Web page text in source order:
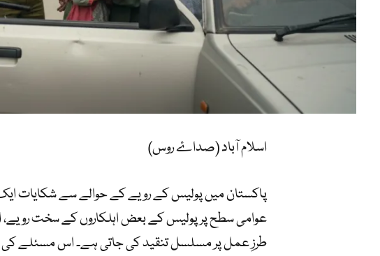
اسلام آباد (صداۓ روس)
پاکستان میں پولیس کے رویے کے حوالے سے شکایات
عوامی سطح پر پولیس کے بعض اہلکاروں کے سخت رویے،
طرزِ عمل پر مسلسل تنقید کی جاتی ہے۔ اس مسئلے کی